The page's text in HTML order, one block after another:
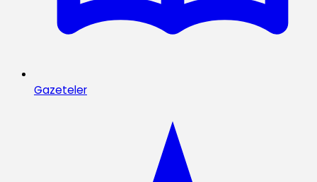
Gazeteler